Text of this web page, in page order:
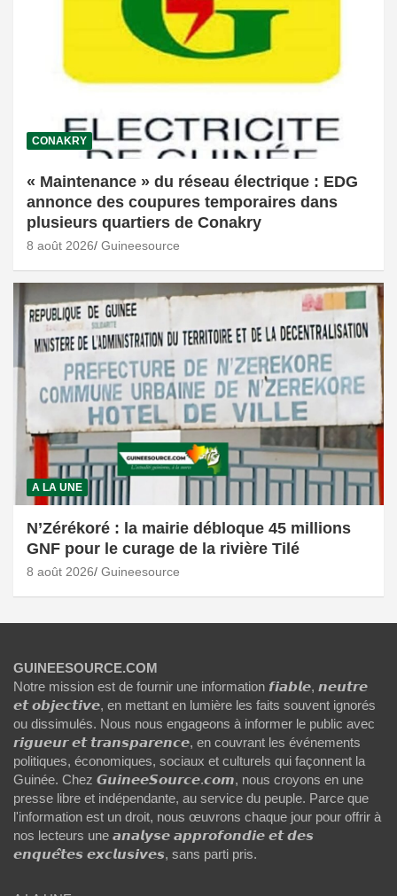
CONAKRY
« Maintenance » du réseau électrique : EDG
annonce des coupures temporaires dans
plusieurs quartiers de Conakry
8 août 2026 Guineesource
A LA UNE
N’Zérékoré : la mairie débloque 45 millions
GNF pour le curage de la rivière Tilé
8 août 2026 Guineesource
GUINEESOURCE.COM
Notre mission est de fournir une information 𝙛𝙞𝙖𝙗𝙡𝙚, 𝙣𝙚𝙪𝙩𝙧𝙚
𝙚𝙩 𝙤𝙗𝙟𝙚𝙘𝙩𝙞𝙫𝙚, en mettant en lumière les faits souvent ignorés
ou dissimulés. Nous nous engageons à informer le public avec
𝙧𝙞𝙜𝙪𝙚𝙪𝙧 𝙚𝙩 𝙩𝙧𝙖𝙣𝙨𝙥𝙖𝙧𝙚𝙣𝙘𝙚, en couvrant les événements
politiques, économiques, sociaux et culturels qui façonnent la
Guinée. Chez 𝙂𝙪𝙞𝙣𝙚𝙚𝙎𝙤𝙪𝙧𝙘𝙚.𝙘𝙤𝙢, nous croyons en une
presse libre et indépendante, au service du peuple. Parce que
l'information est un droit, nous œuvrons chaque jour pour offrir à
nos lecteurs une 𝙖𝙣𝙖𝙡𝙮𝙨𝙚 𝙖𝙥𝙥𝙧𝙤𝙛𝙤𝙣𝙙𝙞𝙚 𝙚𝙩 𝙙𝙚𝙨
𝙚𝙣𝙦𝙪𝙚̂𝙩𝙚𝙨 𝙚𝙭𝙘𝙡𝙪𝙨𝙞𝙫𝙚𝙨, sans parti pris.